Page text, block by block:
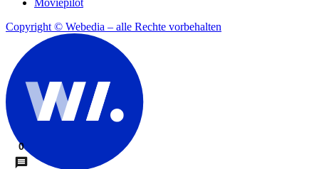
Copyright © Webedia – alle Rechte vorbehalten
0